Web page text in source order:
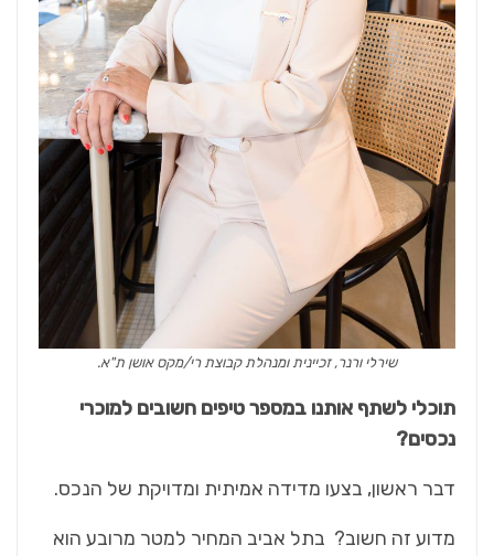
שירלי ורנר, זכיינית ומנהלת קבוצת רי/מקס אושן ת"א.
תוכלי לשתף אותנו במספר טיפים חשובים למוכרי
נכסים?
דבר ראשון, בצעו מדידה אמיתית ומדויקת של הנכס.
מדוע זה חשוב? בתל אביב המחיר למטר מרובע הוא